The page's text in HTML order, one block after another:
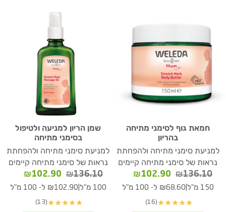
חמאת גוף לסימני מתיחה
בהריון
למניעת סימני מתיחה ולהפחתת
נראות של סימני מתיחה קיימים
₪136.10
המחיר
המקורי
₪136.10.
₪102.90
המחיר
הנוכחי
150 מ"ל ₪68.60 ל- 100 מ"ל
★
★
★
★
★
(16)
שמן הריון למניעה ולטיפול
בסימני מתיחה
למניעת סימני מתיחה ולהפחתת
נראות של סימני מתיחה קיימים
₪136.10
המחיר
המקורי
₪136.10.
₪102.90
הנוכחי
100 מ"ל ₪102.90 ל- 100 מ"ל
★
★
★
★
★
(13)